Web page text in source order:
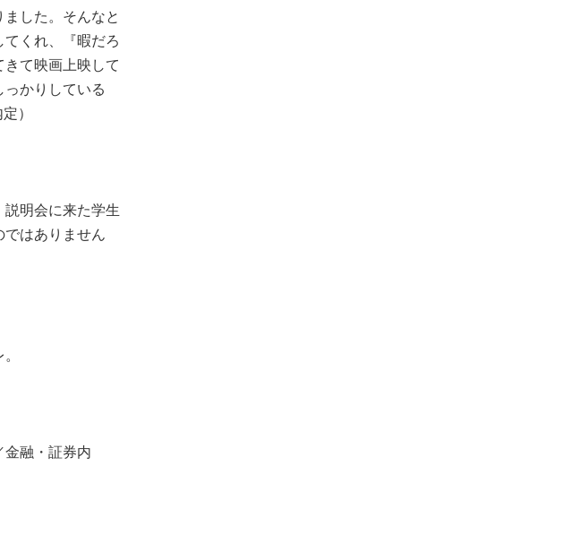
した。そんなと
くれ、『暇だろ
て映画上映して
かりしている
）
明会に来た学生
ではありません
金融・証券内